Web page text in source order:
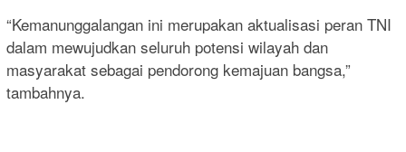
“Kemanunggalangan ini merupakan aktualisasi peran TNI
dalam mewujudkan seluruh potensi wilayah dan
masyarakat sebagai pendorong kemajuan bangsa,”
tambahnya.